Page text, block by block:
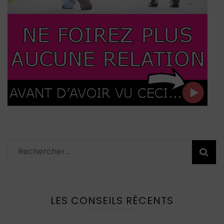
Rechercher :
LES CONSEILS RÉCENTS